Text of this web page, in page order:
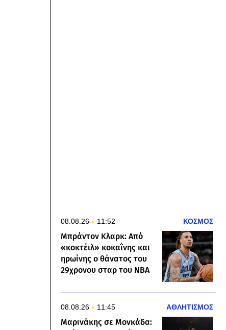
08.08.26 11:52 ΚΟΣΜΟΣ
Μπράντον Κλαρκ: Από
«κοκτέιλ» κοκαΐνης και
ηρωίνης ο θάνατος του
29χρονου σταρ του NBA
08.08.26 11:45 ΑΘΛΗΤΙΣΜΟΣ
Μαρινάκης σε Μονκάδα: